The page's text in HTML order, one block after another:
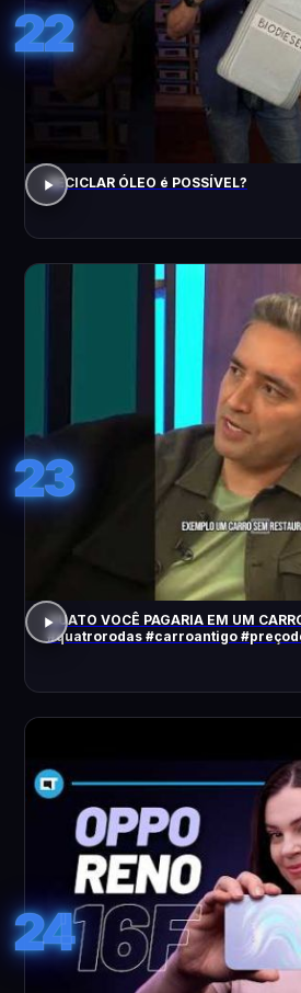
22
RECICLAR ÓLEO é POSSÍVEL?
23
QUATO VOCÊ PAGARIA EM UM
#quatrorodas #carroantigo
24